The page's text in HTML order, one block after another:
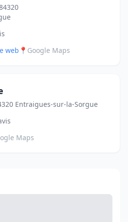
web 📍 Google Maps
Entraigues-sur-la-Sorgue
Maps